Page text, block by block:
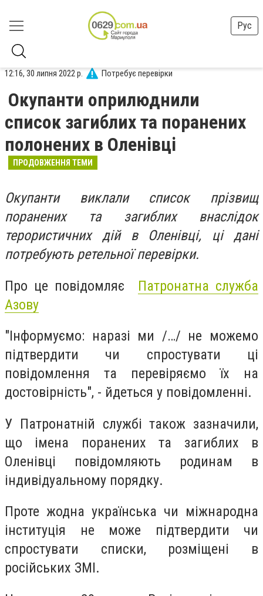
Рус
12:16, 30 липня 2022 р. Потребує перевірки
Окупанти оприлюднили
список загиблих та поранених
полонених в Оленівці
ПРОДОВЖЕННЯ ТЕМИ
Окупанти виклали список прізвищ
поранених та загиблих внаслідок
терористичних дій в Оленівці, ці дані
потребують ретельної перевірки.
Про це повідомляє Патронатна служба
Азову
"Інформуємо: наразі ми /…/ не можемо
підтвердити чи спростувати ці
повідомлення та перевіряємо їх на
достовірність", - йдеться у повідомленні.
У Патронатній службі також зазначили,
що імена поранених та загиблих в
Оленівці повідомляють родинам в
індивідуальному порядку.
Проте жодна українська чи міжнародна
інституція не може підтвердити чи
спростувати списки, розміщені в
російських ЗМІ.